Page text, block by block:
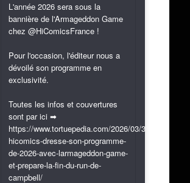
L'année 2026 sera sous la
bannière de l'Armageddon Game
chez @HiComicsFrance !
Pour l'occasion, l'éditeur nous a
dévoilé son programme en
exclusivité.
Toutes les infos et couvertures
sont par ici ➡
https://www.tortuepedia.com/2026/03/31/exclusif-
hicomics-dresse-son-programme-
de-2026-avec-larmageddon-game-
et-prepare-la-fin-du-run-de-
campbell/